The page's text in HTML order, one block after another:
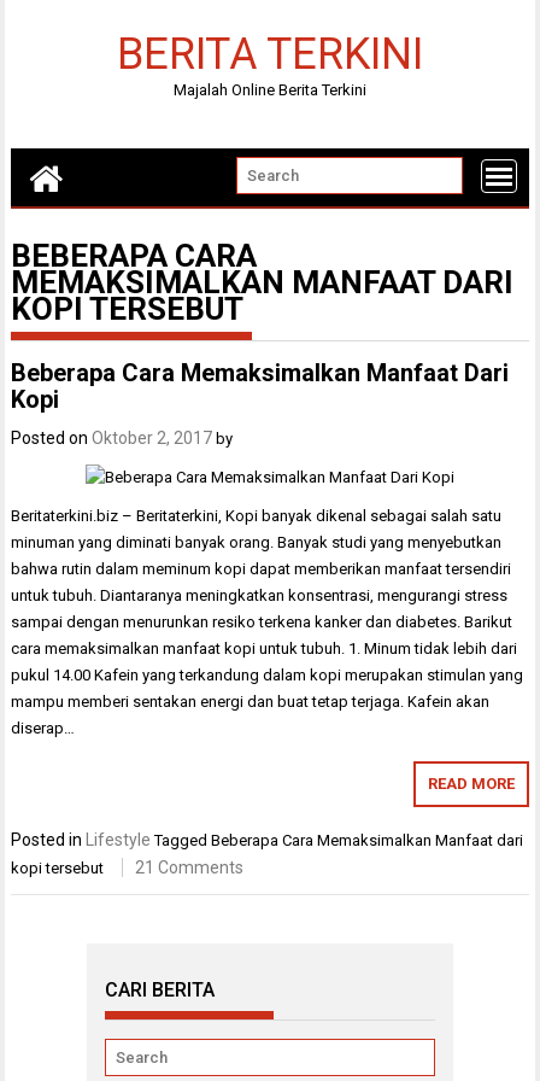
BERITA TERKINI
Majalah Online Berita Terkini
BEBERAPA CARA
MEMAKSIMALKAN MANFAAT DARI
KOPI TERSEBUT
Beberapa Cara Memaksimalkan Manfaat Dari
Kopi
Posted onOktober 2, 2017 by
Beritaterkini.biz – Beritaterkini, Kopi banyak dikenal sebagai salah satu
minuman yang diminati banyak orang. Banyak studi yang menyebutkan
bahwa rutin dalam meminum kopi dapat memberikan manfaat tersendiri
untuk tubuh. Diantaranya meningkatkan konsentrasi, mengurangi stress
sampai dengan menurunkan resiko terkena kanker dan diabetes. Barikut
cara memaksimalkan manfaat kopi untuk tubuh. 1. Minum tidak lebih dari
pukul 14.00 Kafein yang terkandung dalam kopi merupakan stimulan yang
mampu memberi sentakan energi dan buat tetap terjaga. Kafein akan
diserap…
READ MORE
Posted in Lifestyle TaggedBeberapa Cara Memaksimalkan Manfaat dari
kopi tersebut
21 Comments
CARI BERITA